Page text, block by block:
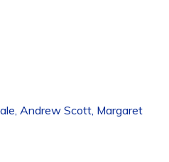
Andrew Scott, Margaret